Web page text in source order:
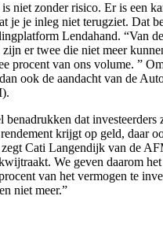
niet zonder risico. Er is een
je je inleg niet terugziet. Dat
Lendahand. “Van
er twee die niet meer
procent van ons volume. ”
ook de aandacht van de
dat investeerders
krijgt op geld, daar
Cati Langendijk van de
We geven daarom
van het vermogen te
niet meer.”